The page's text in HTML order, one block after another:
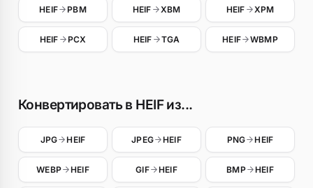
HEIF PBM HEIF XBM HEIF XPM
HEIF PCX HEIF TGA HEIF WBMP
Конвертировать в HEIF из...
JPG HEIF JPEG HEIF PNG HEIF
WEBP HEIF GIF HEIF BMP HEIF